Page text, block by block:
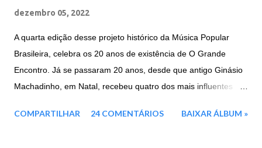
dezembro 05, 2022
A quarta edição desse projeto histórico da Música Popular
Brasileira, celebra os 20 anos de existência de O Grande
Encontro. Já se passaram 20 anos, desde que antigo Ginásio
Machadinho, em Natal, recebeu quatro dos mais influentes
cultura nordestina. Agora em 2016, três deles voltam a se unir
COMPARTILHAR 24 COMENTÁRIOS BAIXAR ÁLBUM »